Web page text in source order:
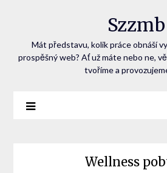
Szzmb
Mát představu, kolik práce obnáší
prospěšný web? Ať už máte nebo ne,
tvoříme a
Wellness